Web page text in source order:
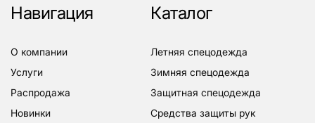
Навигация
о компании
услуги
распродажа
новинки
Каталог
летняя спецодежда
зимняя спецодежда
защитная спецодежда
средства защиты рук